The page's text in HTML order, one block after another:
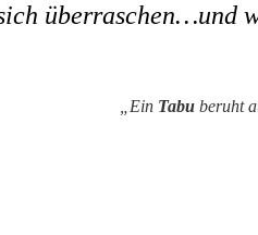
überraschen…und
Ein Tabu beruht